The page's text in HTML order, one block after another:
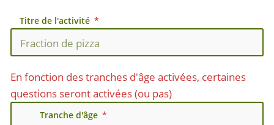
Titre de l'activité
En fonction des tranches d'âge activées, certaines
questions seront activées (ou pas)
Tranche d'âge